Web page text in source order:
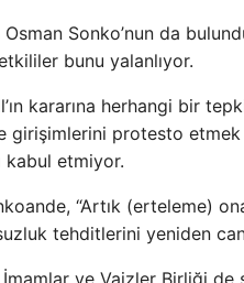
Sonko’nun da
bunu yalanlıyor.
kararına herhangi bir
protesto etmek
kabul etmiyor.
“Artık (erteleme)
tehditlerini yeniden
ve Vaizler Birliği de